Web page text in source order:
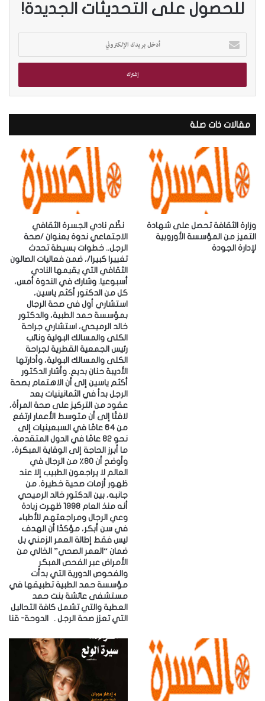
للحصول على التحديثات الجديدة!
خ
ب
ي
د
ك
ل
إ
ل
ك
ر
و
ن
مقالات ذات صلة
وزارة الثقافة تحصل على شهادة
التميز من المؤسسة الأوروبية
لإدارة الجودة
‎نظّم نادي الجسرة الثقافي
الاجتماعي ندوة بعنوان /صحة
الرجل.. خطوات بسيطة تحدث
تغييرا كبيرا/، ضمن فعاليات الصالون
الثقافي التي يقيمها النادي
أسبوعيا. ‎وشارك في الندوة أمس،
كل من الدكتور أكثم ياسين،
استشاري أول في صحة الرجال
بمؤسسة حمد الطبية، والدكتور
خالد الرميحي، استشاري جراحة
الكلى والمسالك البولية ونائب
رئيس الجمعية القطرية لجراحة
الكلى والمسالك البولية، وأدارتها
الأديبة حنان بديع. ‎وأشار الدكتور
أكثم ياسين إلى أن الاهتمام بصحة
الرجل بدأ في الثمانينيات بعد
عقود من التركيز على صحة المرأة،
لافتًا إلى أن متوسط الأعمار ارتفع
من 64 عامًا في السبعينيات إلى
نحو 82 عامًا في الدول المتقدمة،
ما أبرز الحاجة إلى الوقاية المبكرة،
وأوضح أن 80٪ من الرجال في
العالم لا يراجعون الطبيب إلا عند
ظهور أزمات صحية خطيرة. ‎من
جانبه، بين الدكتور خالد الرميحي
أنه منذ العام 1998 ظهرت زيادة
وعي الرجال ومراجعتهم للأطباء
في سن أبكر، مؤكدًا أن الهدف
ليس فقط إطالة العمر الزمني بل
ضمان “العمر الصحي” الخالي من
الأمراض عبر الفحص المبكر
والفحوص الدورية التي بدأت
مؤسسة حمد الطبية تطبيقها في
مستشفى عائشة بنت حمد
العطية والتي تشمل كافة التحاليل
التي تعزز صحة الرجل . ‎الدوحة- قنا